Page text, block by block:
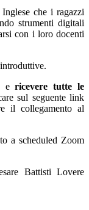
che i ragazzi
strumenti digitali
con i loro docenti
ericevere tutte le
sul seguente link
il collegamento al
a scheduled Zoom
Battisti Lovere